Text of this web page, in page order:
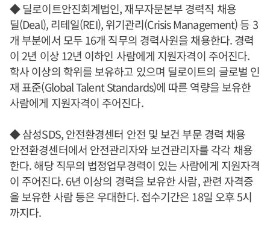
◆ 딜로이트안진회계법인, 재무자문본부 경력직 채용
딜(Deal), 리테일(REI), 위기관리(Crisis Management) 등 3
개 부분에서 모두 16개 직무의 경력사원을 채용한다. 경력
이 2년 이상 12년 이하인 사람에게 지원자격이 주어진다.
학사 이상의 학위를 보유하고 있으며 딜로이트의 글로벌 인
재 표준(Global Talent Standards)에 따른 역량을 보유한
사람에게 지원자격이 주어진다.
◆ 삼성SDS, 안전환경센터 안전 및 보건 부문 경력 채용
안전환경센터에서 안전관리자와 보건관리자를 각각 채용
한다. 해당 직무의 법정업무경력이 있는 사람에게 지원자격
이 주어진다. 6년 이상의 경력을 보유한 사람, 관련 자격증
을 보유한 사람 등은 우대한다. 접수기간은 18일 오후 5시
까지다.